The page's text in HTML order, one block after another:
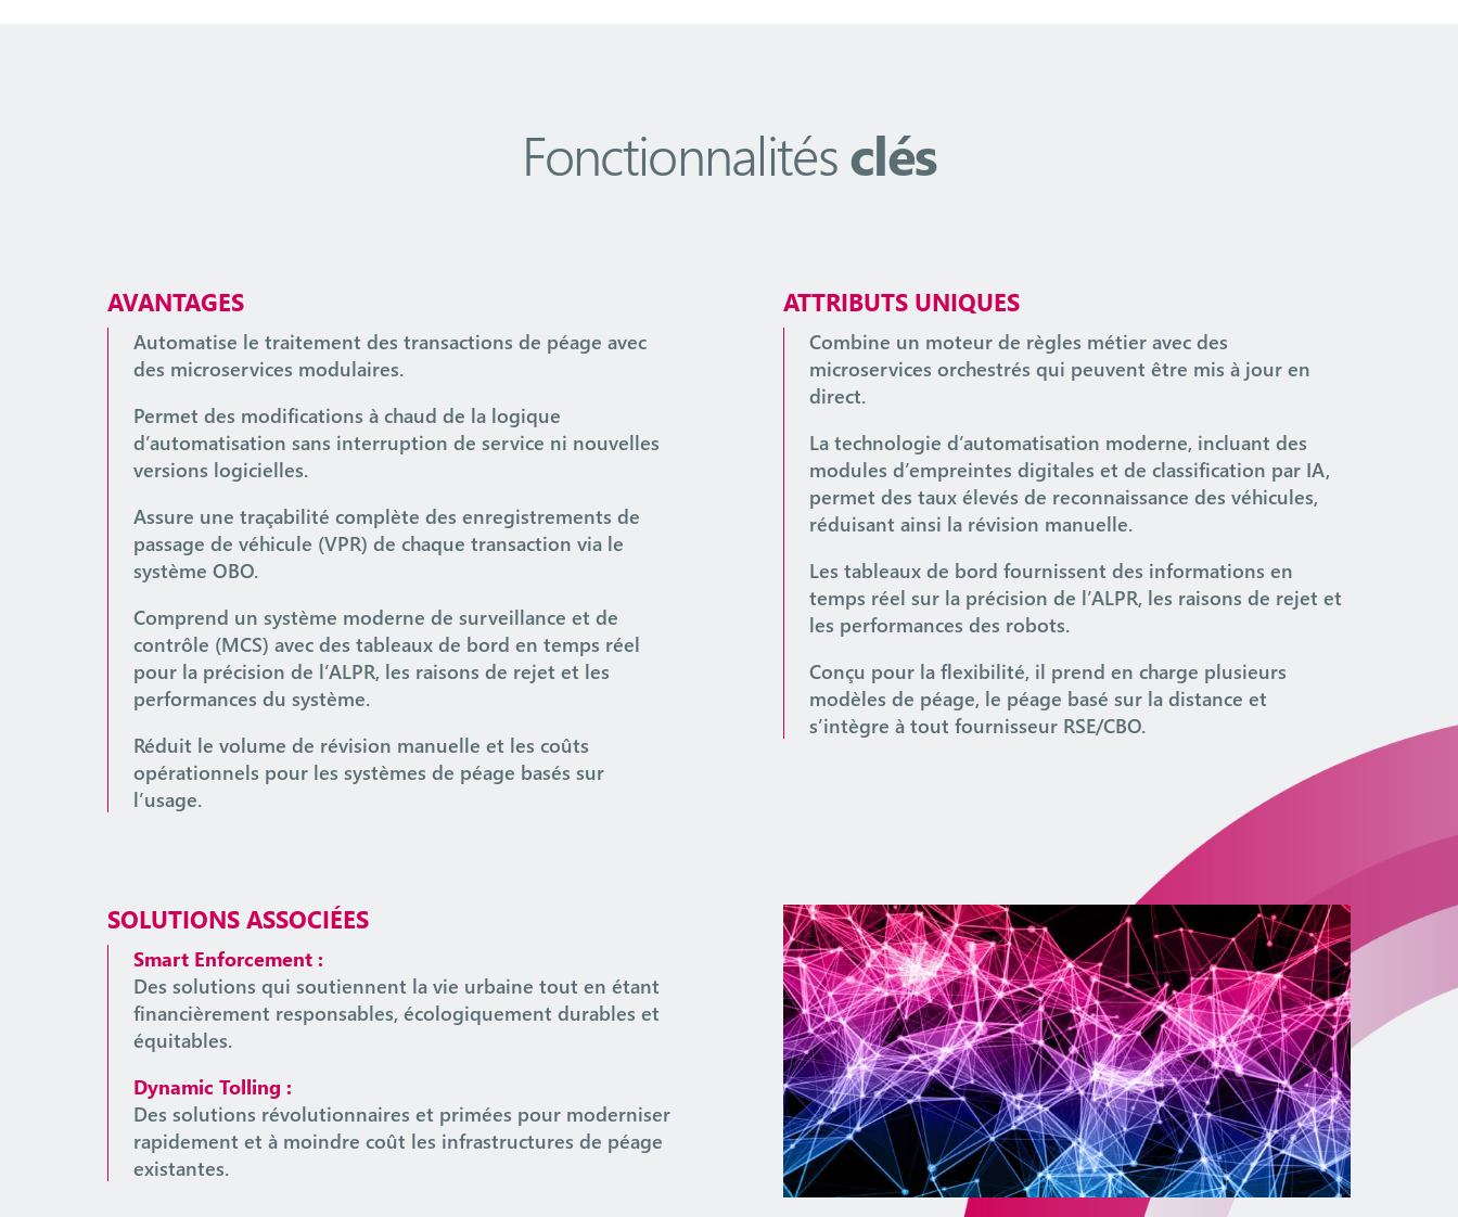
Fonctionnalitésclés
AVANTAGES
Automatise le traitement des transactions de péage avec
des microservices modulaires.
Permet des modifications à chaud de la logique
d’automatisation sans interruption de service ni nouvelles
versions logicielles.
Assure une traçabilité complète des enregistrements de
passage de véhicule (VPR) de chaque transaction via le
système OBO.
Comprend un système moderne de surveillance et de
contrôle (MCS) avec des tableaux de bord en temps réel
pour la précision de l’ALPR, les raisons de rejet et les
performances du système.
Réduit le volume de révision manuelle et les coûts
opérationnels pour les systèmes de péage basés sur
l’usage.
ATTRIBUTS UNIQUES
Combine un moteur de règles métier avec des
microservices orchestrés qui peuvent être mis à jour en
direct.
La technologie d’automatisation moderne, incluant des
modules d’empreintes digitales et de classification par IA,
permet des taux élevés de reconnaissance des véhicules,
réduisant ainsi la révision manuelle.
Les tableaux de bord fournissent des informations en
temps réel sur la précision de l’ALPR, les raisons de rejet et
les performances des robots.
Conçu pour la flexibilité, il prend en charge plusieurs
modèles de péage, le péage basé sur la distance et
s’intègre à tout fournisseur RSE/CBO.
SOLUTIONS ASSOCIÉES
Smart Enforcement :
Des solutions qui soutiennent la vie urbaine tout en étant
financièrement responsables, écologiquement durables et
équitables.
Dynamic Tolling :
Des solutions révolutionnaires et primées pour moderniser
rapidement et à moindre coût les infrastructures de péage
existantes.